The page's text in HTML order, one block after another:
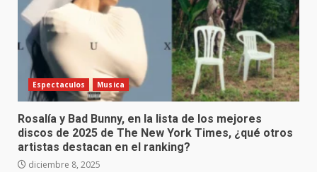
Espectaculos Musica
Rosalía y Bad Bunny, en la lista de los mejores
discos de 2025 de The New York Times, ¿qué otros
artistas destacan en el ranking?
diciembre 8, 2025